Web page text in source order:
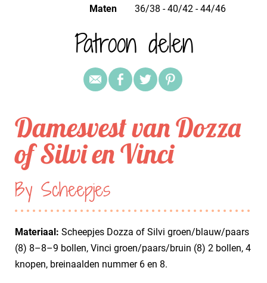
Maten
36/38 - 40/42 - 44/46
Patroon delen
Damesvest van Dozza
of Silvi en Vinci
By Scheepjes
Materiaal: Scheepjes Dozza of Silvi groen/blauw/paars
(8) 8–8–9 bollen, Vinci groen/paars/bruin (8) 2 bollen, 4
knopen, breinaalden nummer 6 en 8.